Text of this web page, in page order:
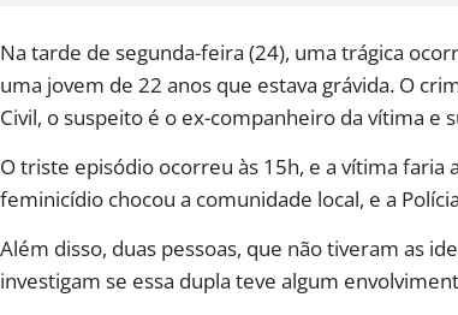
Na tarde de segunda-feira (24), uma trágica
uma jovem de 22 anos que estava grávida. O
Civil, o suspeito é o ex-companheiro da vítima
O triste episódio ocorreu às 15h, e a vítima faria
feminicídio chocou a comunidade local, e a
Além disso, duas pessoas, que não tiveram as
investigam se essa dupla teve algum